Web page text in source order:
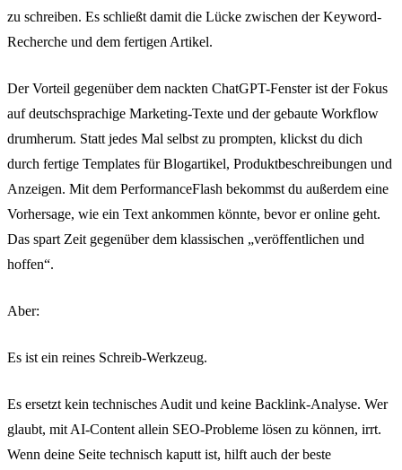
zu schreiben. Es schließt damit die Lücke zwischen der Keyword-
Recherche und dem fertigen Artikel.
Der Vorteil gegenüber dem nackten ChatGPT-Fenster ist der Fokus
auf deutschsprachige Marketing-Texte und der gebaute Workflow
drumherum. Statt jedes Mal selbst zu prompten, klickst du dich
durch fertige Templates für Blogartikel, Produktbeschreibungen und
Anzeigen. Mit dem PerformanceFlash bekommst du außerdem eine
Vorhersage, wie ein Text ankommen könnte, bevor er online geht.
Das spart Zeit gegenüber dem klassischen „veröffentlichen und
hoffen“.
Aber:
Es ist ein reines Schreib-Werkzeug.
Es ersetzt kein technisches Audit und keine Backlink-Analyse. Wer
glaubt, mit AI-Content allein SEO-Probleme lösen zu können, irrt.
Wenn deine Seite technisch kaputt ist, hilft auch der beste